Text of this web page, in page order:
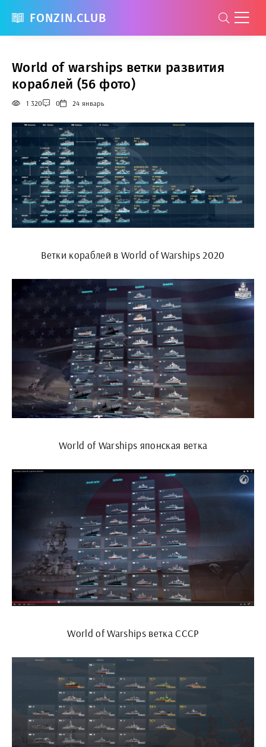
FONZIN.CLUB
World of warships ветки развития
кораблей (56 фото)
1 320 0 24 январь
Ветки кораблей в World of Warships 2020
World of Warships японская ветка
World of Warships ветка СССР